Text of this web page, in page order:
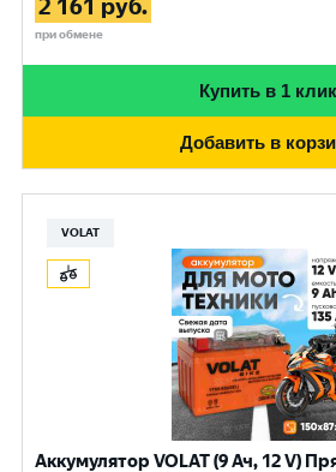
2 161 руб.
при обмене
Купить в 1 клик
Добавить в
VOLAT
Аккумулятор VOLAT (9 Ач, 12 V)